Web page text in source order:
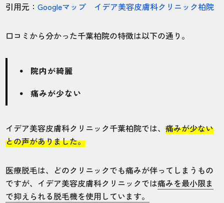
引用元：Googleマップ イデア美容皮膚科クリニック柏院
口コミから分かった千葉柏院の特徴は以下の通り。
院内が綺麗
痛みが少ない
イデア美容皮膚科クリニック千葉柏院では、痛みが少ない
との声がありました。
医療脱毛は、どのクリニックでも痛みが伴ってしまうもの
ですが、イデア美容皮膚科クリニックでは痛みを最小限ま
で抑えられる脱毛機を使用しています。